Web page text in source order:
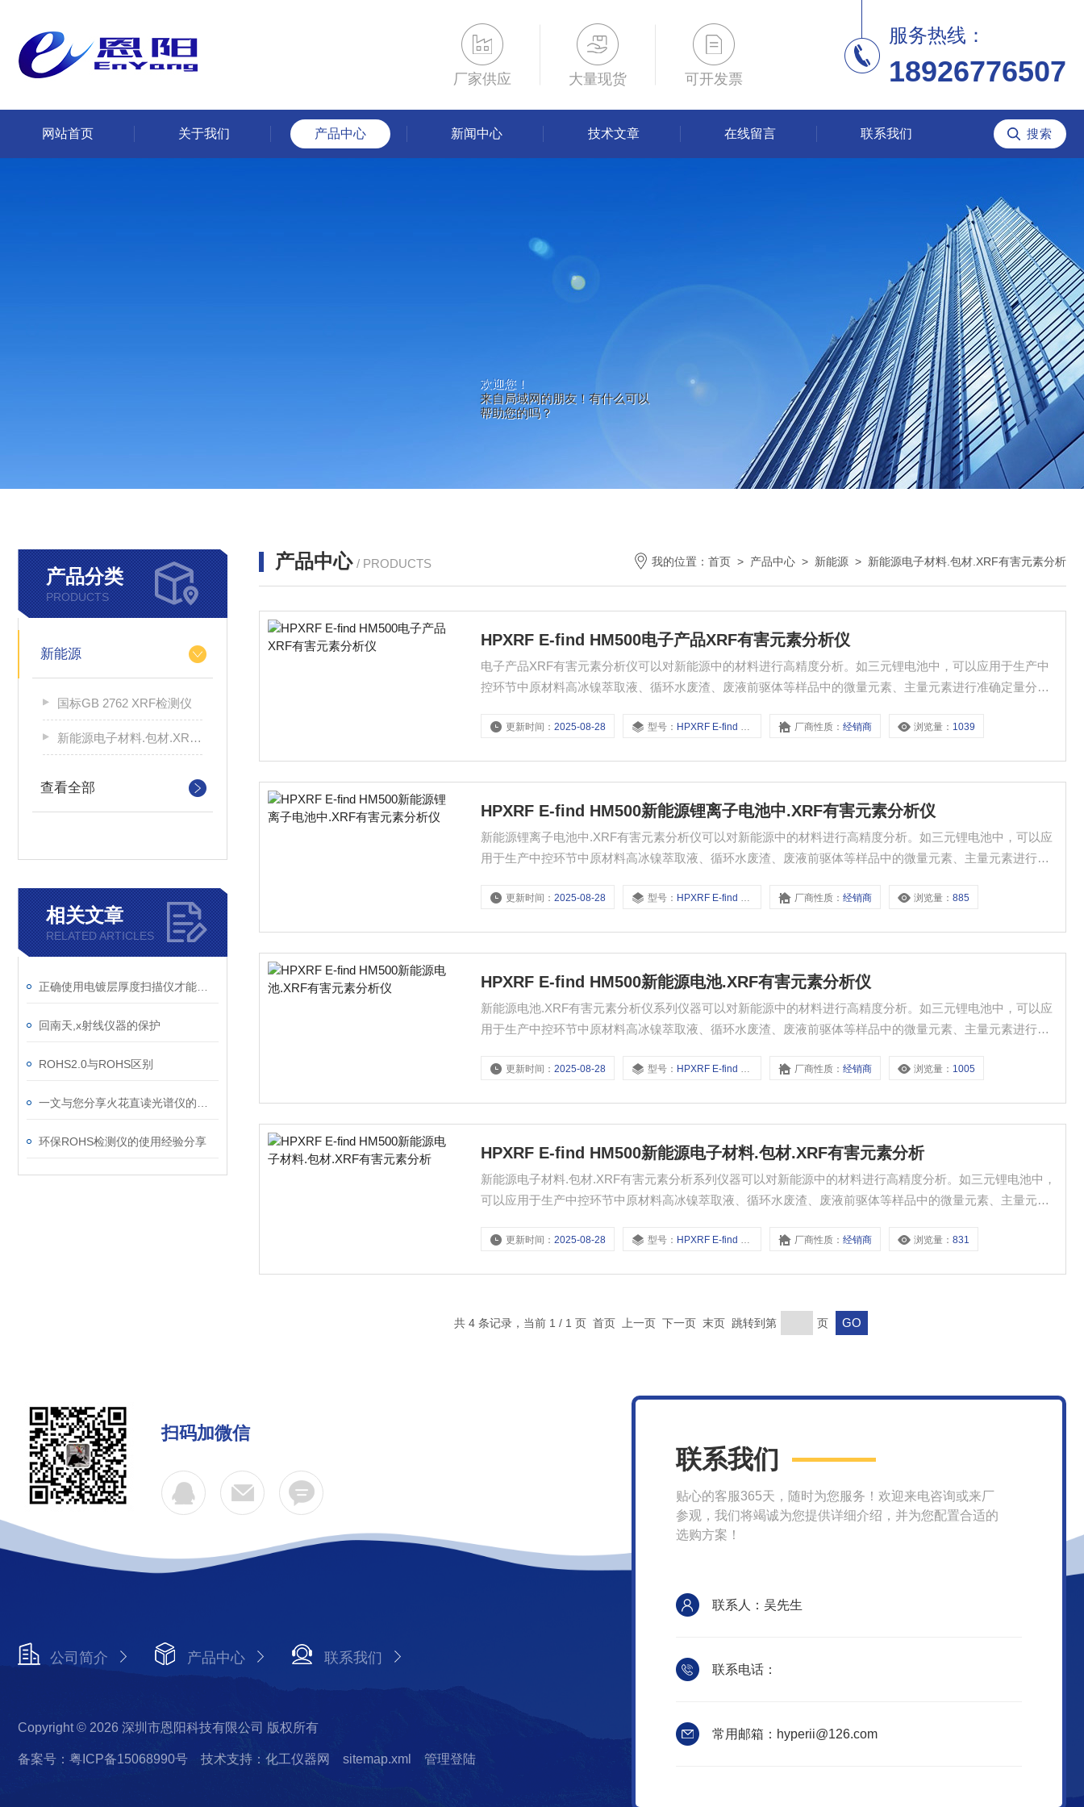
欢迎您！
来自局域网的朋友！有什么可以
帮助您的吗？
厂家供应 大量现货 可开发票
服务热线：
18926776507
网站首页 关于我们 产品中心 新闻中心 技术文章 在线留言 联系我们
产品分类
PRODUCTS
新能源
国标GB 2762 XRF检测仪
新能源电子材料.包材.XRF有害元素分析
查看全部
相关文章
RELATED ARTICLES
回南天,x射线仪器的保护
ROHS2.0与ROHS区别
环保ROHS检测仪的使用经验分享
产品中心 / PRODUCTS 我的位置： 首页 > 产品中心 > 新能源 > 新能源电子材料.包材.XRF有害元素分析
HPXRF E-find HM500电子产品XRF有害元素分析仪
电子产品XRF有害元素分析仪可以对新能源中的材料进行高精度分析。如三元锂电池中，可以应用于生产中
控环节中原材料高冰镍萃取液、循环水废渣、废液前驱体等样品中的微量元素、主量元素进行准确定量分
更新时间：2025-08-28 型号： HPXRF E-find HM500 厂商性质：经销商 浏览量： 1039
HPXRF E-find HM500新能源锂离子电池中.XRF有害元素分析仪
新能源锂离子电池中.XRF有害元素分析仪可以对新能源中的材料进行高精度分析。如三元锂电池中，可以应
用于生产中控环节中原材料高冰镍萃取液、循环水废渣、废液前驱体等样品中的微量元素、主量元素进行准
更新时间：2025-08-28 型号： HPXRF E-find HM500 厂商性质：经销商 浏览量：885
HPXRF E-find HM500新能源电池.XRF有害元素分析仪
新能源电池.XRF有害元素分析仪系列仪器可以对新能源中的材料进行高精度分析。如三元锂电池中，可以应
用于生产中控环节中原材料高冰镍萃取液、循环水废渣、废液前驱体等样品中的微量元素、主量元素进行准
更新时间：2025-08-28 型号： HPXRF E-find HM500 厂商性质：经销商 浏览量： 1005
HPXRF E-find HM500新能源电子材料.包材.XRF有害元素分析
新能源电子材料.包材.XRF有害元素分析系列仪器可以对新能源中的材料进行高精度分析。如三元锂电池中，
可以应用于生产中控环节中原材料高冰镍萃取液、循环水废渣、废液前驱体等样品中的微量元素、主量元素
分钟。更新时间：2025-08-28 型号： HPXRF E-find HM500 厂商性质：经销商 浏览量：831
共 4 条记录，当前 1 / 1 页 首页 上一页 下一页 末页 跳转到第 页
扫码加微信
公司简介 产品中心 联系我们
Copyright © 2026 深圳市恩阳科技有限公司 版权所有
备案号：粤ICP备15068990号 技术支持：化工仪器网 sitemap.xml 管理登陆
联系我们
贴心的客服365天，随时为您服务！欢迎来电咨询或来厂
参观，我们将竭诚为您提供详细介绍，并为您配置合适的
选购方案！
联系人：吴先生
联系电话：
常用邮箱：hyperii@126.com